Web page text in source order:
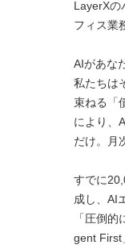
LayerXの
フィス業
AIがあな
私たちは
束ねる「
により、
だけ。月
すでに
成し、AI
「圧倒
gent First